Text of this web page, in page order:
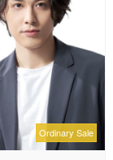
Ordinary Sale